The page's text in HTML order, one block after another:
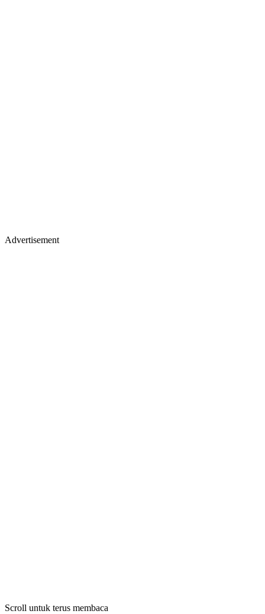
Advertisement
Scroll untuk terus membaca